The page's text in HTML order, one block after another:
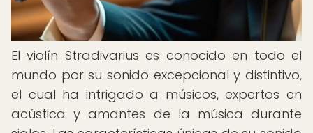
El violín Stradivarius es conocido en todo el
mundo por su sonido excepcional y distintivo,
el cual ha intrigado a músicos, expertos en
acústica y amantes de la música durante